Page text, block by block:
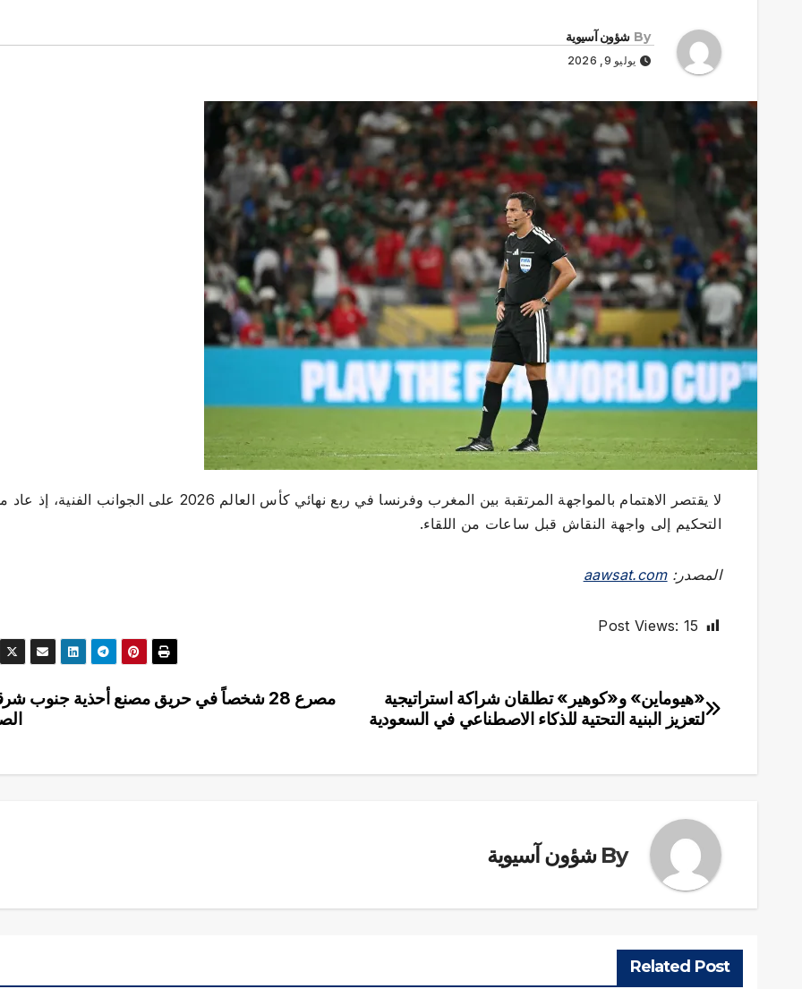
By شؤون آسيوية
يوليو 9, 2026
لا يقتصر الاهتمام بالمواجهة المرتقبة بين المغرب وفرنسا في ربع نهائي كأس العالم 2026 على الجوانب
التحكيم إلى واجهة النقاش قبل ساعات من اللقاء.
المصدر:aawsat.com
Post Views: 15
تصفّح
مصرع 28 شخصاً في حريق مصنع أحذية جنوب
«هيوماين» و«كوهير» تطلقان شراكة استراتيجية
لتعزيز البنية التحتية للذكاء الاصطناعي في السعودية
By شؤون آسيوية
Related Post